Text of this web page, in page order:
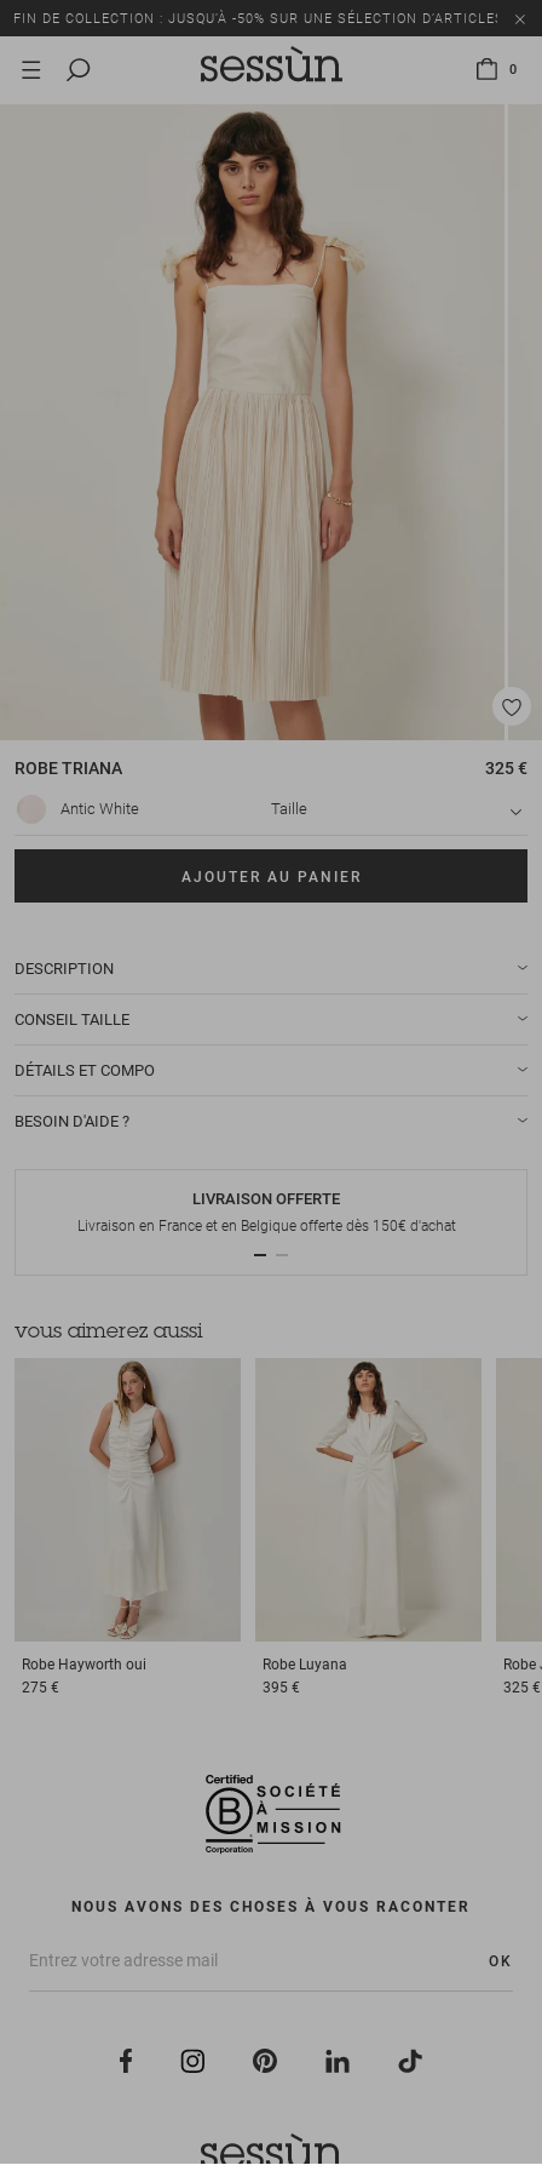
FIN DE COLLECTION : JUSQU’À -50% SUR UNE SÉLECTION D’ARTICLES
0
ROBETRIANA 325 €
Antic White Taille
AJOUTER AU PANIER
DESCRIPTION
CONSEIL TAILLE
DÉTAILS ET COMPO
BESOIN D'AIDE ?
LIVRAISON OFFERTE
Livraison en France et en Belgique offerte dès 150€ d'achat
vous aimerez aussi
Robe Hayworth oui
275 €
Robe Luyana
395 €
Robe
325 €
NOUS AVONS DES CHOSES À VOUS RACONTER
OK